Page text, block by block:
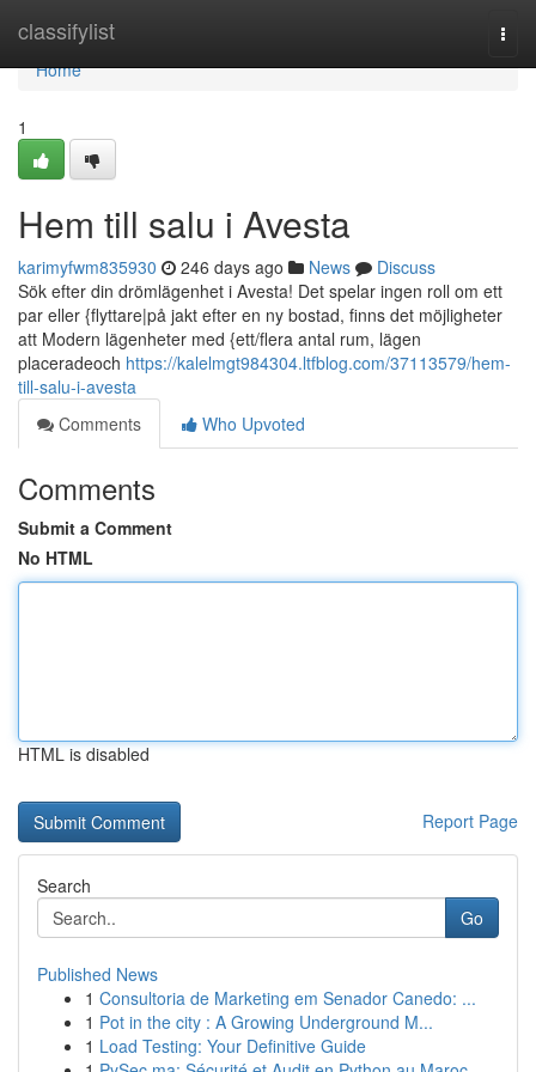
classifylist
Home
Home
1
Hem till salu i Avesta
karimyfwm835930 246 days ago News
Discuss
Sök efter din drömlägenhet i Avesta! Det spelar ingen roll om ett
par eller {flyttare|på jakt efter en ny bostad, finns det möjligheter
att Modern lägenheter med {ett/flera antal rum, lägen
placeradeoch https://kalelmgt984304.ltfblog.com/37113579/hem-
till-salu-i-avesta
Comments
Who Upvoted
Comments
Submit a Comment
No HTML
HTML is disabled
Report Page
Search
Go
Published News
1 Consultoria de Marketing em Senador Canedo: ...
1 Pot in the city : A Growing Underground M...
1 Load Testing: Your Definitive Guide